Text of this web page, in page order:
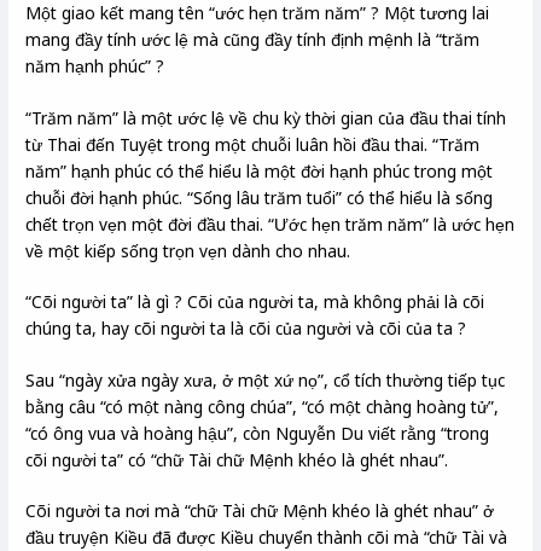
Một giao kết mang tên “ước hẹn trăm năm” ? Một tương lai
mang đầy tính ước lệ mà cũng đầy tính định mệnh là “trăm
năm hạnh phúc” ?
“Trăm năm” là một ước lệ về chu kỳ thời gian của đầu thai tính
từ Thai đến Tuyệt trong một chuỗi luân hồi đầu thai. “Trăm
năm” hạnh phúc có thể hiểu là một đời hạnh phúc trong một
chuỗi đời hạnh phúc. “Sống lâu trăm tuổi” có thể hiểu là sống
chết trọn vẹn một đời đầu thai. “Ước hẹn trăm năm” là ước hẹn
về một kiếp sống trọn vẹn dành cho nhau.
“Cõi người ta” là gì ? Cõi của người ta, mà không phải là cõi
chúng ta, hay cõi người ta là cõi của người và cõi của ta ?
Sau “ngày xửa ngày xưa, ở một xứ nọ”, cổ tích thường tiếp tục
bằng câu “có một nàng công chúa”, “có một chàng hoàng tử”,
“có ông vua và hoàng hậu”, còn Nguyễn Du viết rằng “trong
cõi người ta” có “chữ Tài chữ Mệnh khéo là ghét nhau”.
Cõi người ta nơi mà “chữ Tài chữ Mệnh khéo là ghét nhau” ở
đầu truyện Kiều đã được Kiều chuyển thành cõi mà “chữ Tài và